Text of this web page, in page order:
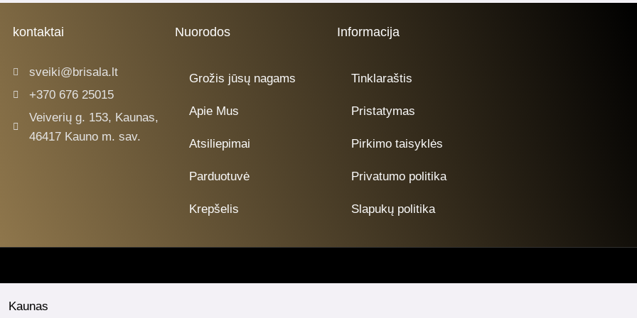
kontaktai
sveiki@brisala.lt
+370 676 25015
Veiverių g. 153, Kaunas,
46417 Kauno m. sav.
Nuorodos
Grožis jūsų nagams
Apie Mus
Atsiliepimai
Parduotuvė
Krepšelis
Informacija
Tinklaraštis
Pristatymas
Pirkimo taisyklės
Privatumo politika
Slapukų politika
Kaunas